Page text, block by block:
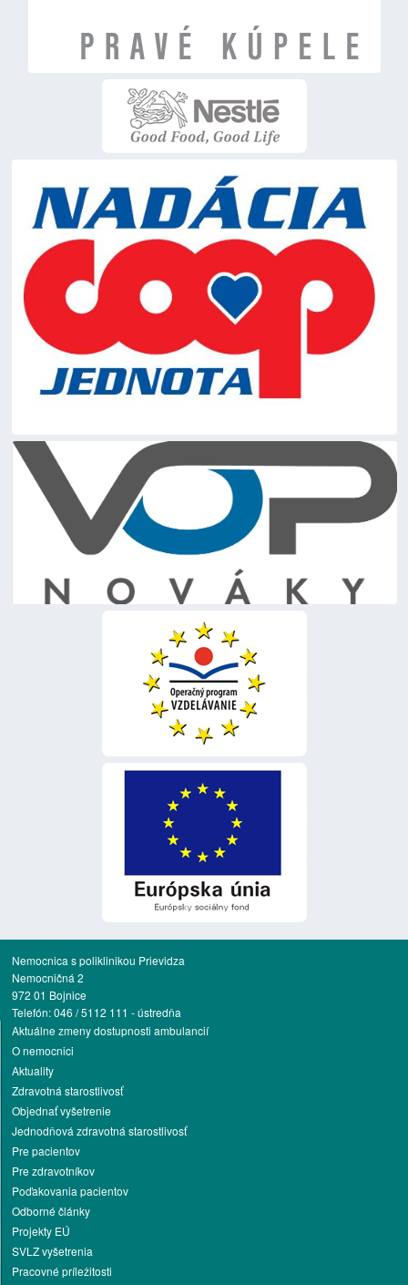
Nemocnica s poliklinikou Prievidza
Nemocničná 2
972 01 Bojnice
Telefón: 046 / 5112 111 - ústredňa
Aktuálne zmeny dostupnosti ambulancií
O nemocnici
Aktuality
Zdravotná starostlivosť
Objednať vyšetrenie
Jednodňová zdravotná starostlivosť
Pre pacientov
Pre zdravotníkov
Poďakovania pacientov
Odborné články
Projekty EÚ
SVLZ vyšetrenia
Pracovné príležitosti